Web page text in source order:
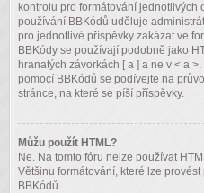
kontrolu pro formátování jednotlivých
používání BBKódů uděluje
pro jednotlivé příspěvky zakázat ve
BBKódy se používají podobně jako
hranatých závorkách [ a ] a ne v < a
pomocí BBKódů se podívejte na
stránce, na které se píší příspěvky.
Můžu použít HTML?
Ne. Na tomto fóru nelze používat
Většinu formátování, které lze
BBKódů.